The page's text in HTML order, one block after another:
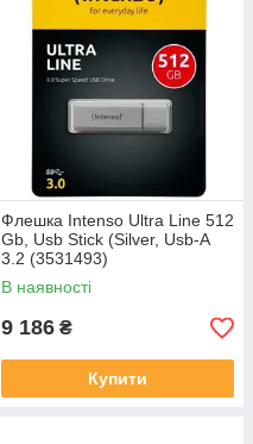
Флешка Intenso Ultra Line 512
Gb, Usb Stick (Silver, Usb-A
3.2 (3531493)
В наявності
9 186 ₴
Купити